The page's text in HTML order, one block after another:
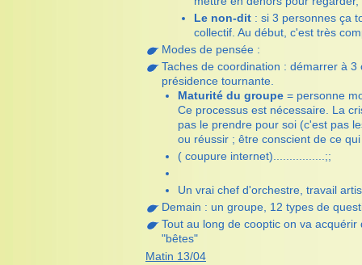
Le non-dit : si 3 personnes ça
collectif. Au début, c'est très
Modes de pensée :
Taches de coordination : démarrer à
présidence tournante.
Maturité du groupe = personne
Ce processus est nécessaire. La
pas le prendre pour soi (c'est pas
ou réussir ; être conscient de ce
( coupure internet)................;;
Un vrai chef d'orchestre, travail
Demain : un groupe, 12 types de
Tout au long de cooptic on va
"bêtes"
Matin 13/04